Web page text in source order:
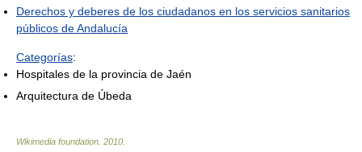
Derechos y deberes de los ciudadanos en los servicios sanitarios
públicos de Andalucía
Categorías:
Hospitales de la provincia de Jaén
Arquitectura de Úbeda
Wikimedia foundation 2010